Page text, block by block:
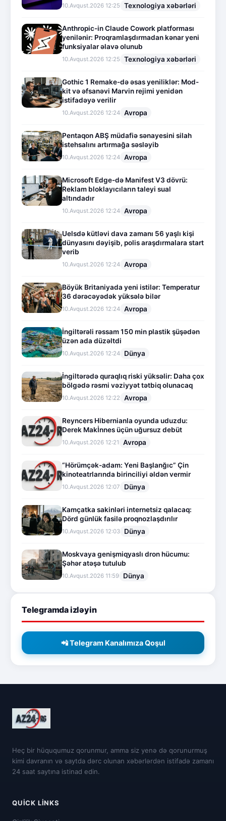
10.Avqust.2026 12:25 Texnologiya xəbərləri
Anthropic-in Claude Cowork platforması
yenilənir: Proqramlaşdırmadan kənar yeni
funksiyalar əlavə olunub
10.Avqust.2026 12:25 Texnologiya xəbərləri
Gothic 1 Remake-də əsas yeniliklər: Mod-
kit və əfsanəvi Marvin rejimi yenidən
istifadəyə verilir
10.Avqust.2026 12:24 Avropa
Pentaqon ABŞ müdafiə sənayesini silah
istehsalını artırmağa səsləyib
10.Avqust.2026 12:24 Avropa
Microsoft Edge-də Manifest V3 dövrü:
Reklam bloklayıcıların taleyi sual
altındadır
10.Avqust.2026 12:24 Avropa
Uelsdə kütləvi dava zamanı 56 yaşlı kişi
dünyasını dəyişib, polis araşdırmalara start
verib
10.Avqust.2026 12:24 Avropa
Böyük Britaniyada yeni istilər: Temperatur
36 dərəcəyədək yüksələ bilər
10.Avqust.2026 12:24 Avropa
İngiltərəli rəssam 150 min plastik şüşədən
üzən ada düzəltdi
10.Avqust.2026 12:24 Dünya
İngiltərədə quraqlıq riski yüksəlir: Daha çox
bölgədə rəsmi vəziyyət tətbiq olunacaq
10.Avqust.2026 12:22 Avropa
Reyncers Hibernianla oyunda uduzdu:
Derek Makİnnes üçün uğursuz debüt
10.Avqust.2026 12:21 Avropa
“Hörümçək-adam: Yeni Başlanğıc” Çin
kinoteatrlarında birinciliyi əldən vermir
10.Avqust.2026 12:07 Dünya
Kamçatka sakinləri internetsiz qalacaq:
Dörd günlük fasilə proqnozlaşdırılır
10.Avqust.2026 12:03 Dünya
Moskvaya genişmiqyaslı dron hücumu:
Şəhər atəşə tutulub
10.Avqust.2026 11:59 Dünya
Telegramda izləyin
📲 Telegram Kanalımıza Qoşul
Heç bir hüququmuz qorunmur, amma siz yenə də qorunurmuş
kimi davranın və saytda dərc olunan xəbərlərdən istifadə zamanı
24 saat saytına istinad edin.
QUICK LINKS